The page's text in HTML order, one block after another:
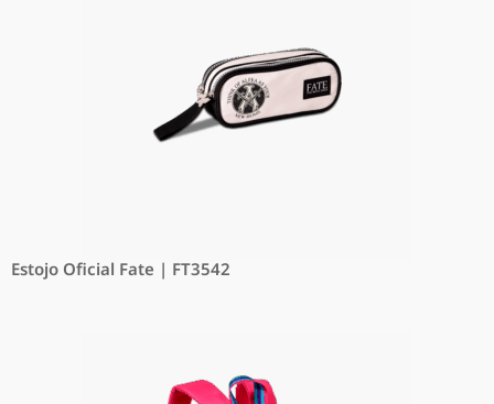
Estojo Oficial Fate | FT3542